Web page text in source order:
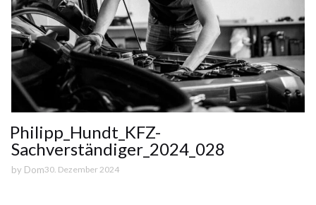
Philipp_Hundt_KFZ-
Sachverständiger_2024_028
by Dom30. Dezember 2024